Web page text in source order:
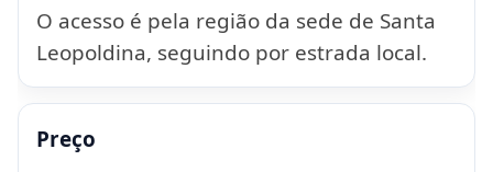
O acesso é pela região da sede de Santa
Leopoldina, seguindo por estrada local.
Preço